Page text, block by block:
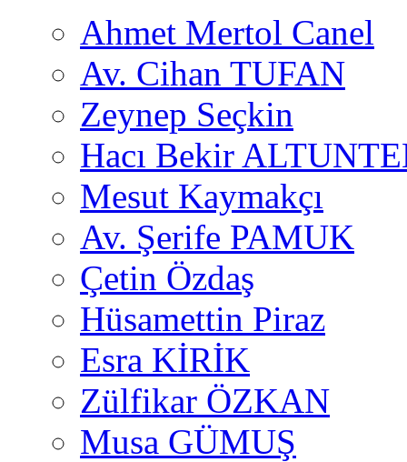
Ahmet Mertol Canel
Av. Cihan TUFAN
Zeynep Seçkin
Hacı Bekir
Mesut Kaymakçı
Av. Şerife PAMUK
Çetin Özdaş
Hüsamettin Piraz
Esra KİRİK
Zülfikar ÖZKAN
Musa GÜMUŞ